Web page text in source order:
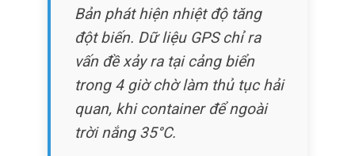
Nguồn điện dự phòng dung lượng cao duy trì
đầy đủ chức năng trong thời gian dài.
Do đó đảm bảo thu thập và truyền dữ liệu nhiệt
độ tiếp tục không gián đoạn bất kể trạng thái
hệ thống điện xe.